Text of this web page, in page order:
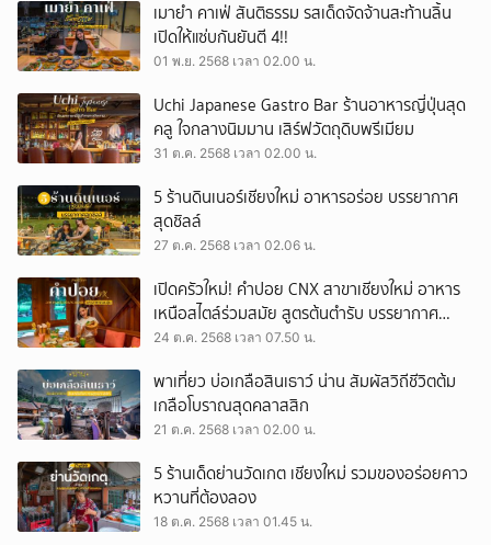
เมายำ คาเฟ่ สันติธรรม รสเด็ดจัดจ้านสะท้านลิ้น
เปิดให้แซ่บกันยันตี 4!!
01 พ.ย. 2568 เวลา 02.00 น.
Uchi Japanese Gastro Bar ร้านอาหารญี่ปุ่นสุด
คลู ใจกลางนิมมาน เสิร์ฟวัตถุดิบพรีเมียม
31 ต.ค. 2568 เวลา 02.00 น.
5 ร้านดินเนอร์เชียงใหม่ อาหารอร่อย บรรยากาศ
สุดชิลล์
27 ต.ค. 2568 เวลา 02.06 น.
เปิดครัวใหม่! คำปอย CNX สาขาเชียงใหม่ อาหาร
เหนือสไตล์ร่วมสมัย สูตรต้นตำรับ บรรยากาศ
อบอุ่น
24 ต.ค. 2568 เวลา 07.50 น.
พาเที่ยว บ่อเกลือสินเธาว์ น่าน สัมผัสวิถีชีวิตต้ม
เกลือโบราณสุดคลาสสิก
21 ต.ค. 2568 เวลา 02.00 น.
5 ร้านเด็ดย่านวัดเกต เชียงใหม่ รวมของอร่อยคาว
หวานที่ต้องลอง
18 ต.ค. 2568 เวลา 01.45 น.